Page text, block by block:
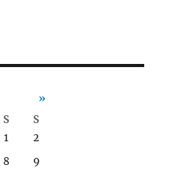
»
S
S
1
2
8
9